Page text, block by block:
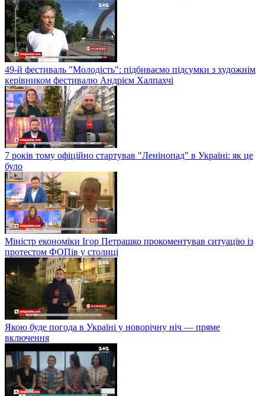
49-й фестиваль "Молодість": підбиваємо підсумки з художнім
керівником фестивалю Андрієм Халпахчі
7 років тому офіційно стартував "Ленінопад" в Україні: як це
було
Міністр економіки Ігор Петрашко прокоментував ситуацію із
протестом ФОПів у столиці
Якою буде погода в Україні у новорічну ніч — пряме
включення